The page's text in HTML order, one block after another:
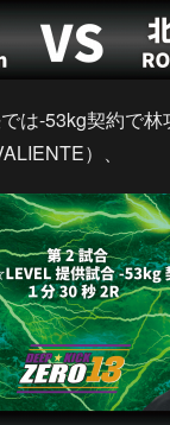
は-53kg契約で林
）、